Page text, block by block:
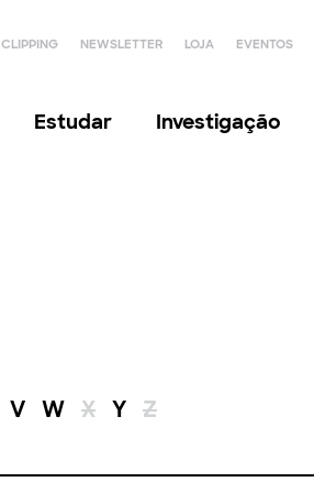
CLIPPING NEWSLETTER LOJA EVENTOS
Estudar Investigação
V W X Y Z